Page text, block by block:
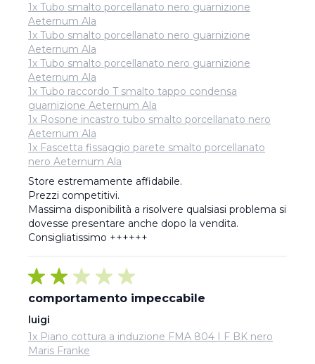
1x Tubo smalto porcellanato nero guarnizione
Aeternum Ala
1x Tubo smalto porcellanato nero guarnizione
Aeternum Ala
1x Tubo smalto porcellanato nero guarnizione
Aeternum Ala
1x Tubo raccordo T smalto tappo condensa
guarnizione Aeternum Ala
1x Rosone incastro tubo smalto porcellanato nero
Aeternum Ala
1x Fascetta fissaggio parete smalto porcellanato
nero Aeternum Ala
Store estremamente affidabile.
Prezzi competitivi.
Massima disponibilità a risolvere qualsiasi problema si
dovesse presentare anche dopo la vendita.
Consigliatissimo ++++++
comportamento impeccabile
luigi
1x Piano cottura a induzione FMA 804 I F BK nero
Maris Franke